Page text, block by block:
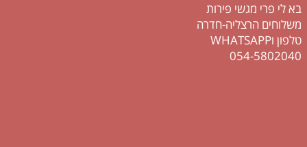
בא לי פרי מגשי פירות
משלוחים הרצליה-חדרה
טלפון וWHATSAPP
054-5802040